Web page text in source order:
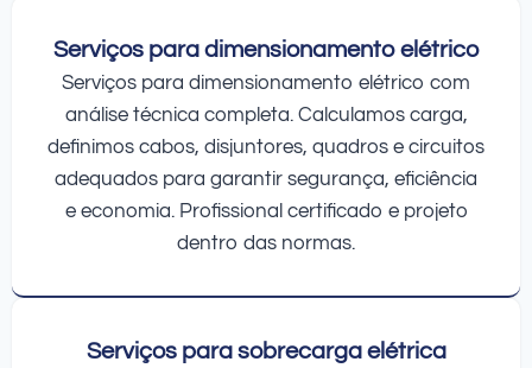
Serviços para dimensionamento elétrico
Serviços para dimensionamento elétrico com
análise técnica completa. Calculamos carga,
definimos cabos, disjuntores, quadros e circuitos
adequados para garantir segurança, eficiência
e economia. Profissional certificado e projeto
dentro das normas.
Serviços para sobrecarga elétrica